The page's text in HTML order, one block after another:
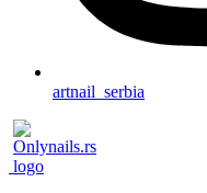
artnail_serbia